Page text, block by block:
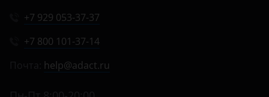
+7 929 053-37-37
+7 800 101-37-14
help@adact.ru